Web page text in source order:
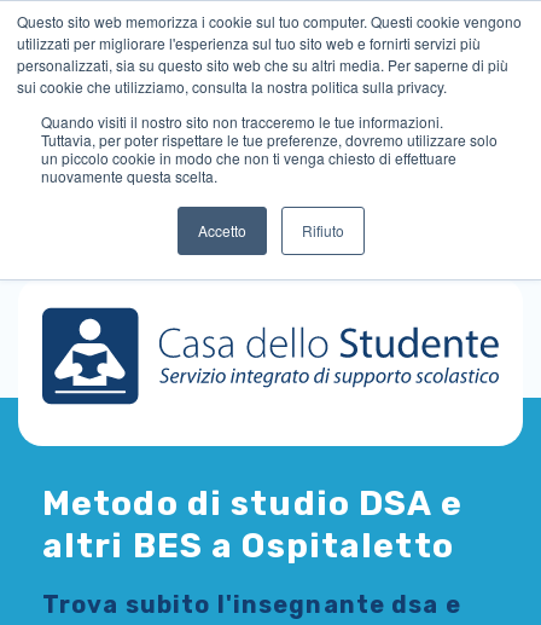
Questo sito web memorizza i cookie sul tuo computer. Questi cookie vengono
utilizzati per migliorare l'esperienza sul tuo sito web e fornirti servizi più
personalizzati, sia su questo sito web che su altri media. Per saperne di più
sui cookie che utilizziamo, consulta la nostra politica sulla privacy.
Quando visiti il ​​nostro sito non tracceremo le tue informazioni.
Tuttavia, per poter rispettare le tue preferenze, dovremo utilizzare solo
un piccolo cookie in modo che non ti venga chiesto di effettuare
nuovamente questa scelta.
Accetto Rifiuto
Metodo di studio DSA e
altri BES a Ospitaletto
Trova subito l'insegnante dsa e